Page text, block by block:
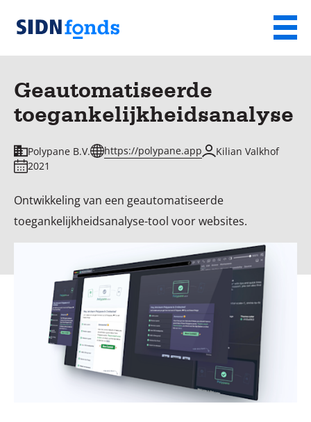
Sla de navigatie over en ga naar de inhoud
SIDN
fonds
Menu
Geautomatiseerde
toegankelijkheidsanalyse
Polypane B.V. https://polypane.app
Kilian Valkhof
2021
Ontwikkeling van een geautomatiseerde
toegankelijkheidsanalyse-tool voor websites.